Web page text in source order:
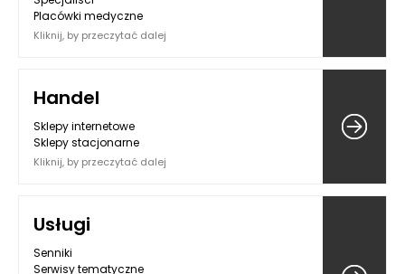
Placówki medyczne
Kliknij, by przeczytać dalej
Handel
Sklepy internetowe
Sklepy stacjonarne
Kliknij, by przeczytać dalej
Usługi
Senniki
Serwisy tematyczne